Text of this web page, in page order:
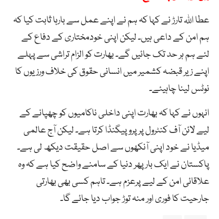
عطا اللہ تارڑ نے کہا کہ ہم نے اپنے عمل سے بارہا ثابت کیا کہ
ہم امن کے داعی ہیں۔ لیکن اپنی خودمختاری کے دفاع کے
لئے ہم ہر حد تک جائیں گے۔ بھارت کو الزام تراشی سے پہلے
اپنے زیر قبضہ کشمیر میں انسانی حقوق کی خلاف ورزیوں کا
نوٹس لینا چاہیئے۔
انہوں نے کہا کہ بھارت اپنی داخلی ناکامیوں کو چھپانے کے
لیے لائن آف کنٹرول پر پروپیگنڈا کرتا ہے۔ لیکن آج عالمی
میڈیا نے خود اپنی آنکھوں سے اصل حقیقت دیکھ لی ہے۔
پاکستان نے ایک بار پھر دنیا کے سامنے واضح کیا ہے کہ وہ
علاقائی امن کے لیے پرعزم ہے۔ تاہم کسی بھی بھارتی
جارحیت کا فوری اور منہ توڑ جواب دیا جائے گا۔